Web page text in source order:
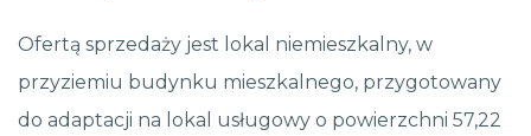
Ofertą sprzedaży jest lokal niemieszkalny, w
przyziemiu budynku mieszkalnego, przygotowany
do adaptacji na lokal usługowy o powierzchni 57,22